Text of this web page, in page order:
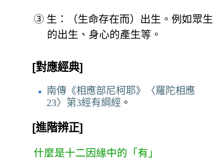
③ 生：（生命存在而）出生。例如眾生
的出生、身心的產生等。
[對應經典]
南傳《相應部尼柯耶》〈羅陀相應
23〉第3經有綱經 。
[進階辨正]
什麼是十二因緣中的「有」